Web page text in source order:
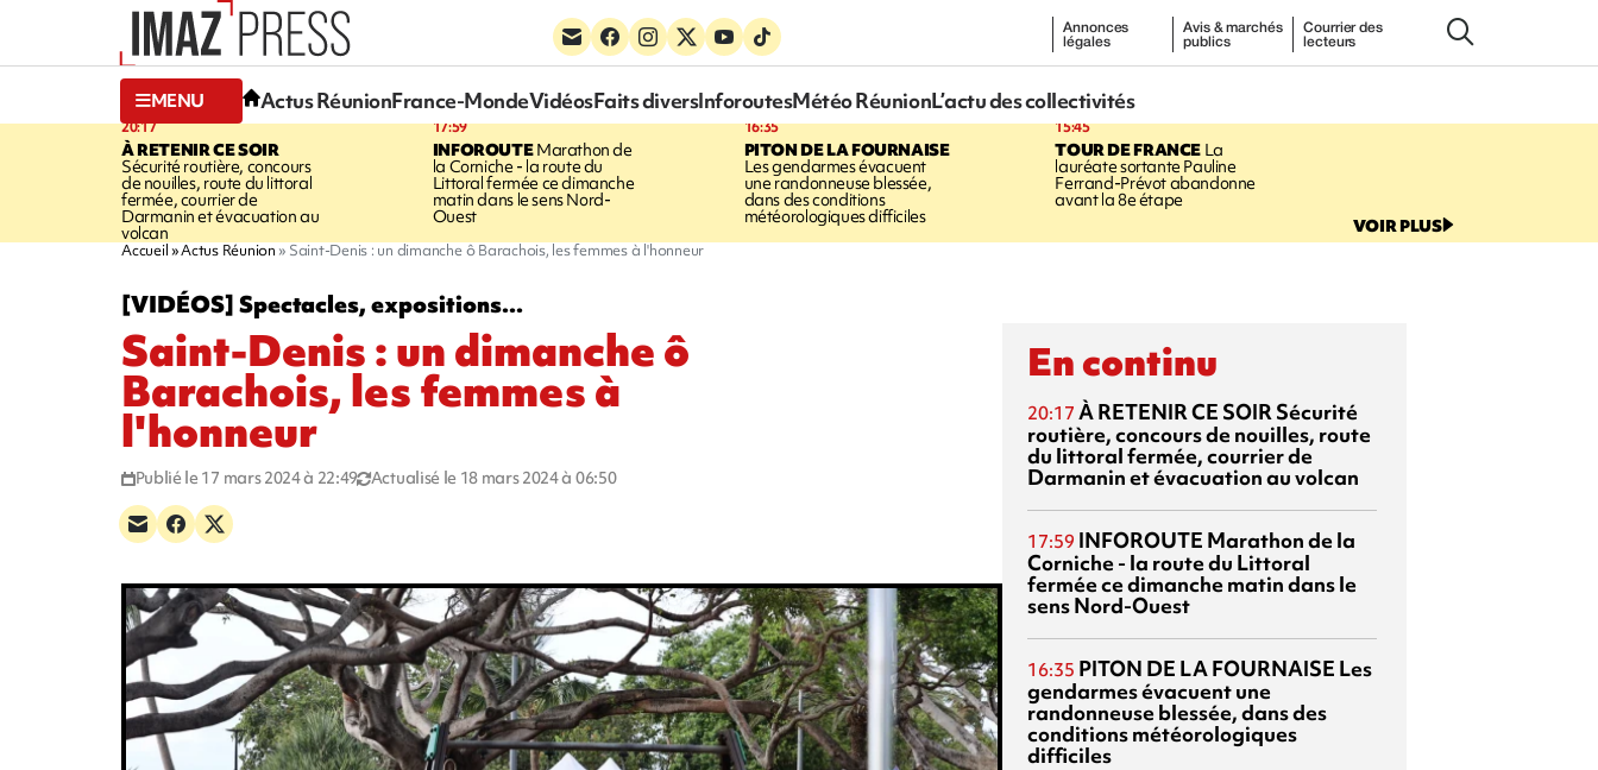
Annonces
légales
Avis & marchés
publics
Courrier des
lecteurs
MENU Actus RéunionFrance-MondeVidéosFaits diversInforoutesMétéo RéunionL’actu des collectivités
20:17
À RETENIR CE SOIR
Sécurité routière, concours
de nouilles, route du littoral
fermée, courrier de
Darmanin et évacuation au
volcan
17:59
INFOROUTEMarathon de
la Corniche - la route du
Littoral fermée ce dimanche
matin dans le sens Nord-
Ouest
16:35
PITON DE LA FOURNAISE
Les gendarmes évacuent
une randonneuse blessée,
dans des conditions
météorologiques difficiles
15:45
TOUR DE FRANCELa
lauréate sortante Pauline
Ferrand-Prévot abandonne
avant la 8e étape
VOIR PLUS
Accueil Actus Réunion Saint-Denis : un dimanche ô Barachois, les femmes à l'honneur
[VIDÉOS] Spectacles, expositions...
Saint-Denis : un dimanche ô
Barachois, les femmes à
l'honneur
Publié le 17 mars 2024 à 22:49 Actualisé le 18 mars 2024 à 06:50
En continu
20:17 À RETENIR CE SOIR Sécurité
routière, concours de nouilles, route
du littoral fermée, courrier de
Darmanin et évacuation au volcan
17:59 INFOROUTE Marathon de la
Corniche - la route du Littoral
fermée ce dimanche matin dans le
sens Nord-Ouest
16:35 PITON DE LA FOURNAISE Les
gendarmes évacuent une
randonneuse blessée, dans des
conditions météorologiques
difficiles